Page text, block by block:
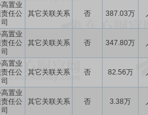
置业
任公
司
其它关联关系 否 387.03万
置业
任公
司
其它关联关系 否 347.80万
置业
任公
司
其它关联关系 否 82.56万
置业
任公
司
其它关联关系 否 3.38万